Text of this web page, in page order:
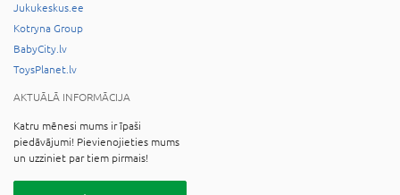
Jukukeskus.ee
Kotryna Group
BabyCity.lv
ToysPlanet.lv
AKTUĀLĀ INFORMĀCIJA
Katru mēnesi mums ir īpaši
piedāvājumi! Pievienojieties mums
un uzziniet par tiem pirmais!